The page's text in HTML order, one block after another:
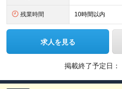
残業時間 10時間以内
求人を見る
掲載終了予定日：